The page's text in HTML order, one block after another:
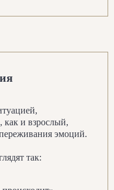
как и взрослый,
эмоций.
так: